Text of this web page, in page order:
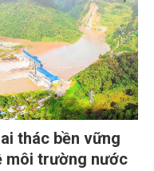
thác bền vững
môi trường nước